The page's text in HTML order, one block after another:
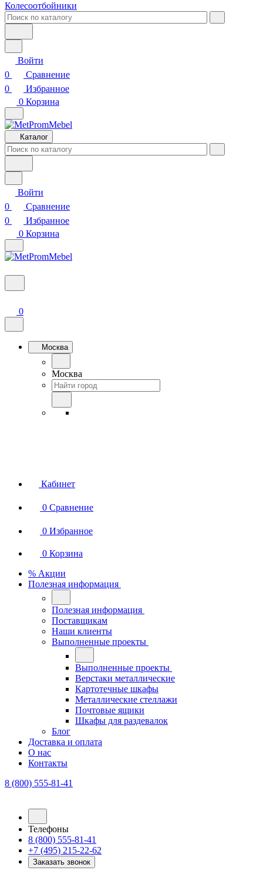
Колесоотбойники
Войти
0
Сравнение
0
Избранное
0 Корзина
Каталог
Войти
0
Сравнение
0
Избранное
0 Корзина
0
Москва
Москва
Кабинет
0 Сравнение
0 Избранное
0 Корзина
% Акции
Полезная информация
Полезная информация
Поставщикам
Наши клиенты
Выполненные проекты
Выполненные проекты
Верстаки металлические
Картотечные шкафы
Металлические стеллажи
Почтовые ящики
Шкафы для раздевалок
Блог
Доставка и оплата
О нас
Контакты
8 (800) 555-81-41
Телефоны
8 (800) 555-81-41
+7 (495) 215-22-62
Заказать звонок